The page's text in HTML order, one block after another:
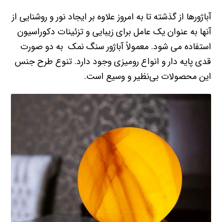
آباژورها از گذشته تا به امروز علاوه بر ایجاد نور و روشنایی از
آنها به عنوان یک عامل برای زیبایی و تزئینات دکوراسیون
استفاده می شود. معمولاً آباژور سنگ نمک به دو صورت
قدی پایه دار و انواع رومیزی وجود دارد. تنوع طرح جنس
این محصولات بی‌نظیر و وسیع است.